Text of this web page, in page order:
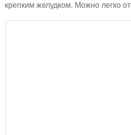
крепким желудком. Можно легко